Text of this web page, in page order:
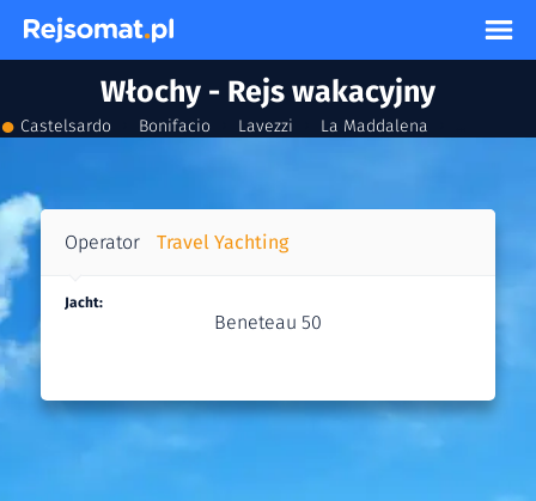
Włochy - Rejs wakacyjny
● Castelsardo Bonifacio Lavezzi La Maddalena
Operator Travel Yachting
Jacht:
Beneteau 50